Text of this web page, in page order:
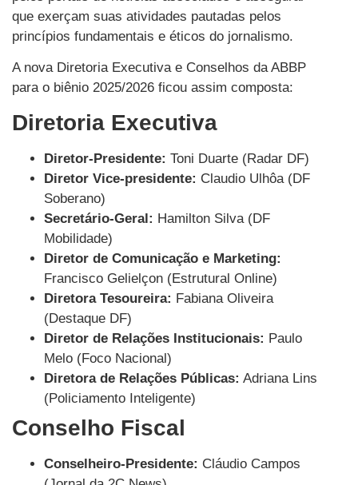
que exerçam suas atividades pautadas pelos
princípios fundamentais e éticos do jornalismo.
A nova Diretoria Executiva e Conselhos da ABBP
para o biênio 2025/2026 ficou assim composta:
Diretoria Executiva
Diretor-Presidente: Toni Duarte (Radar DF)
Diretor Vice-presidente: Claudio Ulhôa (DF
Soberano)
Secretário-Geral: Hamilton Silva (DF
Mobilidade)
Diretor de Comunicação e Marketing:
Francisco Gelielçon (Estrutural Online)
Diretora Tesoureira: Fabiana Oliveira
(Destaque DF)
Diretor de Relações Institucionais: Paulo
Melo (Foco Nacional)
Diretora de Relações Públicas: Adriana Lins
(Policiamento Inteligente)
Conselho Fiscal
Conselheiro-Presidente: Cláudio Campos